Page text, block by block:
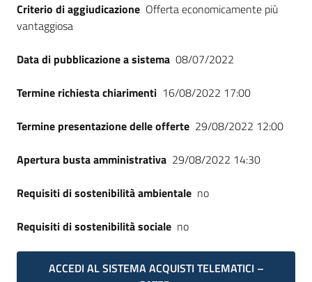
Criterio di aggiudicazione Offerta economicamente più
vantaggiosa
Data di pubblicazione a sistema 08/07/2022
Termine richiesta chiarimenti 16/08/2022 17:00
Termine presentazione delle offerte 29/08/2022 12:00
Apertura busta amministrativa 29/08/2022 14:30
Requisiti di sostenibilità ambientale no
Requisiti di sostenibilità sociale no
ACCEDI AL SISTEMA ACQUISTI TELEMATICI –